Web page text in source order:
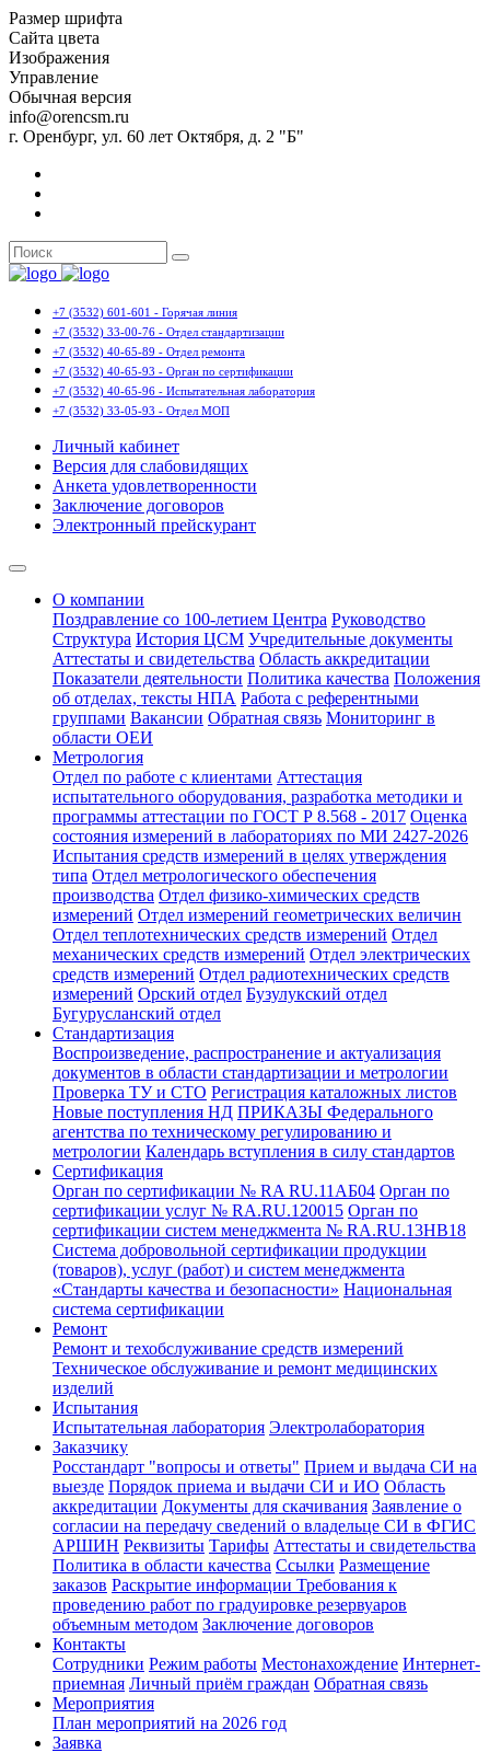
Размер шрифта
Сайта цвета
Изображения
Управление
Обычная версия
info@orencsm.ru
г. Оренбург, ул. 60 лет Октября, д. 2 "Б"
+7 (3532) 601-601 - Горячая линия
+7 (3532) 33-00-76 - Отдел стандартизации
+7 (3532) 40-65-89 - Отдел ремонта
+7 (3532) 40-65-93 - Орган по сертификации
+7 (3532) 40-65-96 - Испытательная лаборатория
+7 (3532) 33-05-93 - Отдел МОП
Личный кабинет
Версия для слабовидящих
Анкета удовлетворенности
Заключение договоров
Электронный прейскурант
О компании
Поздравление со 100-летием Центра Руководство
Структура История ЦСМ Учредительные документы
Аттестаты и свидетельства Область аккредитации
Показатели деятельности Политика качества Положения
об отделах, тексты НПА Работа с референтными
группами Вакансии Обратная связь Мониторинг в
области ОЕИ
Метрология
Отдел по работе с клиентами Аттестация
испытательного оборудования, разработка методики и
программы аттестации по ГОСТ Р 8.568 - 2017 Оценка
состояния измерений в лабораториях по МИ 2427-2026
Испытания средств измерений в целях утверждения
типа Отдел метрологического обеспечения
производства Отдел физико-химических средств
измерений Отдел измерений геометрических величин
Отдел теплотехнических средств измерений Отдел
механических средств измерений Отдел электрических
средств измерений Отдел радиотехнических средств
измерений Орский отдел Бузулукский отдел
Бугурусланский отдел
Стандартизация
Воспроизведение, распространение и актуализация
документов в области стандартизации и метрологии
Проверка ТУ и СТО Регистрация каталожных листов
Новые поступления НД ПРИКАЗЫ Федерального
агентства по техническому регулированию и
метрологии Календарь вступления в силу стандартов
Сертификация
Орган по сертификации № RA RU.11АБ04 Орган по
сертификации услуг № RA.RU.120015 Орган по
сертификации систем менеджмента № RA.RU.13HB18
Система добровольной сертификации продукции
(товаров), услуг (работ) и систем менеджмента
«Стандарты качества и безопасности» Национальная
система сертификации
Ремонт
Ремонт и техобслуживание средств измерений
Техническое обслуживание и ремонт медицинских
изделий
Испытания
Испытательная лаборатория Электролаборатория
Заказчику
Росстандарт "вопросы и ответы" Прием и выдача СИ на
выезде Порядок приема и выдачи СИ и ИО Область
аккредитации Документы для скачивания Заявление о
согласии на передачу сведений о владельце СИ в ФГИС
АРШИН Реквизиты Тарифы Аттестаты и свидетельства
Политика в области качества Ссылки Размещение
заказов Раскрытие информации Требования к
проведению работ по градуировке резервуаров
объемным методом Заключение договоров
Контакты
Сотрудники Режим работы Местонахождение Интернет-
приемная Личный приём граждан Обратная связь
Мероприятия
План мероприятий на 2026 год
Заявка